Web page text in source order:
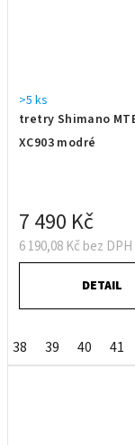
tretry Shimano
XC903 modré
>5 ks
6 190,08 Kč bez DPH
7 490 Kč
DETAIL
38 39 40 41